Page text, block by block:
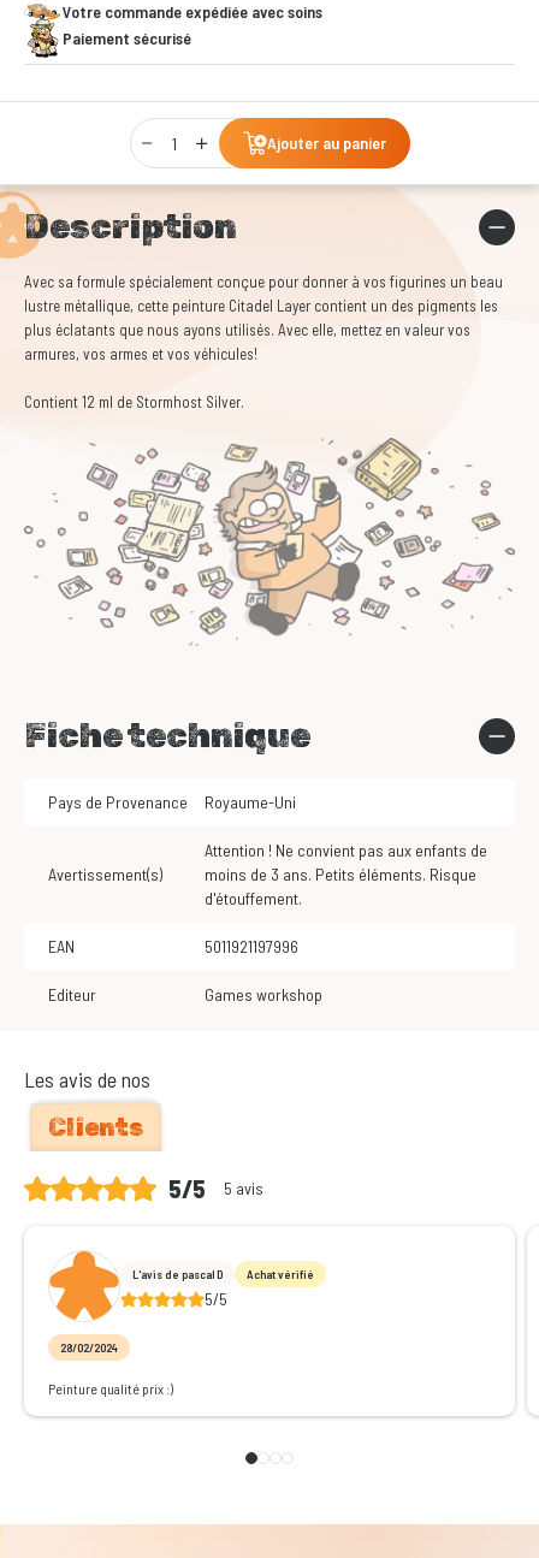
Votre commande expédiée avec soins
Paiement sécurisé
Qty
Ajouter au panier
Description
Avec sa formule spécialement conçue pour donner à vos figurines un beau
lustre métallique, cette peinture Citadel Layer contient un des pigments les
plus éclatants que nous ayons utilisés. Avec elle, mettez en valeur vos
armures, vos armes et vos véhicules!
Contient 12 ml de Stormhost Silver.
Fiche technique
Pays de Provenance Royaume-Uni
Avertissement(s)
Attention ! Ne convient pas aux enfants de
moins de 3 ans. Petits éléments. Risque
d'étouffement.
EAN 5011921197996
Editeur Games workshop
Les avis de nos
Clients
5/5 5 avis
L'avis de pascal D Achat vérifié
5/5
28/02/2024
Peinture qualité prix :)